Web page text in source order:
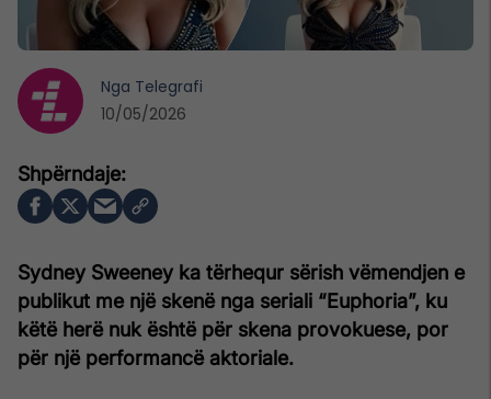
Sydney Sweeney ka tërhequr sërish vëmendjen e
publikut me një skenë nga seriali “Euphoria”, ku
këtë herë nuk është për skena provokuese, por
për një performancë aktoriale.
Nga Telegrafi
10/05/2026